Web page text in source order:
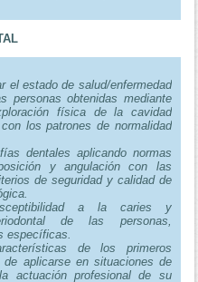
el estado de salud/enfermedad
personas obtenidas mediante
física de la cavidad
los patrones de normalidad
dentales aplicando normas
y angulación con las
de seguridad y calidad de
a la caries y
de las personas,
específicas.
de los primeros
de aplicarse en situaciones de
actuación profesional de su